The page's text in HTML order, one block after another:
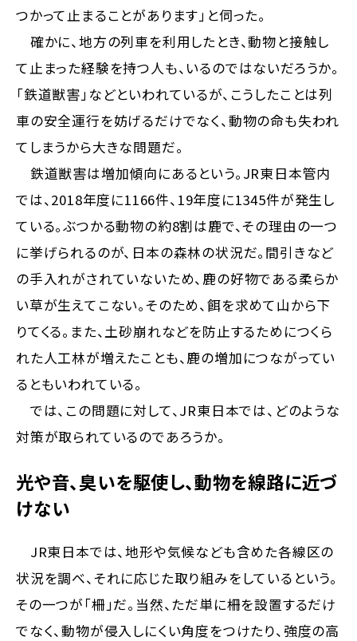
つかって止まることがあります」と伺った。
確かに、地方の列車を利用したとき、動物と接触し
て止まった経験を持つ人も、いるのではないだろうか。
「鉄道獣害」などといわれているが、こうしたことは列
車の安全運行を妨げるだけでなく、動物の命も失われ
てしまうから大きな問題だ。
鉄道獣害は増加傾向にあるという。JR東日本管内
では、2‌01‌8年度に1166件、19年度に1345件が発生し
ている。ぶつかる動物の約8割は鹿で、その理由の一つ
に挙げられるのが、日本の森林の状況だ。間引きなど
の手入れがされていないため、鹿の好物である柔らか
い草が生えてこない。そのため、餌を求めて山から下
りてくる。また、土砂崩れなどを防止するためにつくら
れた人工林が増えたことも、鹿の増加につながってい
るともいわれている。
では、この問題に対して、JR東日本では、どのような
対策が取られているのであろうか。
光や音、臭いを駆使し、動物を線路に近づ
けない
JR東日本では、地形や気候なども含めた各線区の
状況を調べ、それに応じた取り組みをしているという。
その一つが「柵」だ。当然、ただ単に柵を設置するだけ
でなく、動物が侵入しにくい角度をつけたり、強度の高